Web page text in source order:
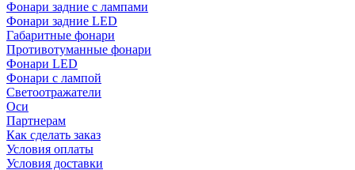
Фонари задние с лампами
Фонари задние LED
Габаритные фонари
Противотуманные фонари
Фонари LED
Фонари с лампой
Светоотражатели
Оси
Партнерам
Как сделать заказ
Условия оплаты
Условия доставки